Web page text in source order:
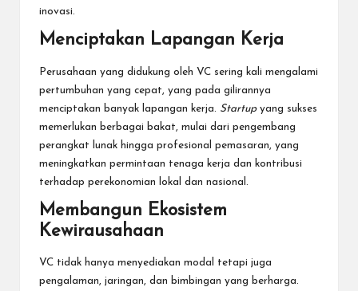
inovasi.
Menciptakan Lapangan Kerja
Perusahaan yang didukung oleh VC sering kali mengalami
pertumbuhan yang cepat, yang pada gilirannya
menciptakan banyak lapangan kerja. Startup yang sukses
memerlukan berbagai bakat, mulai dari pengembang
perangkat lunak hingga profesional pemasaran, yang
meningkatkan permintaan tenaga kerja dan kontribusi
terhadap perekonomian lokal dan nasional.
Membangun Ekosistem
Kewirausahaan
VC tidak hanya menyediakan modal tetapi juga
pengalaman, jaringan, dan bimbingan yang berharga.